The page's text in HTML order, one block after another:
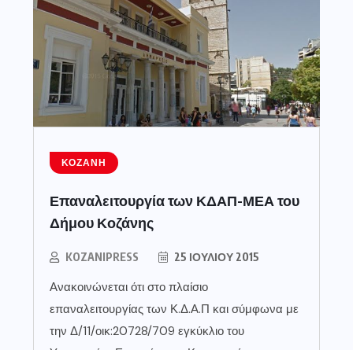
ΚΟΖΆΝΗ
Επαναλειτουργία των ΚΔΑΠ-ΜΕΑ του
Δήμου Κοζάνης
KOZANIPRESS 25 ΙΟΥΛΊΟΥ 2015
Ανακοινώνεται ότι στο πλαίσιο
επαναλειτουργίας των Κ.Δ.Α.Π και σύμφωνα με
την Δ/11/οικ:20728/709 εγκύκλιο του